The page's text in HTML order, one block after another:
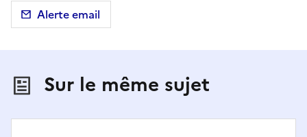
Alerte email
Sur le même sujet